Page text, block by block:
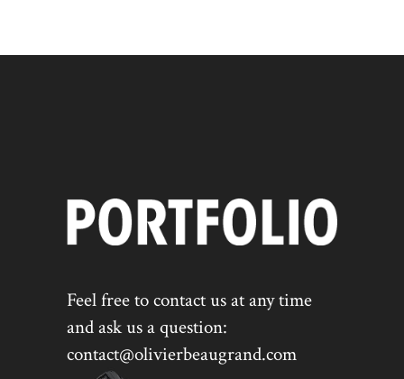
Feel free to contact us at any time
and ask us a question:
contact@olivierbeaugrand.com